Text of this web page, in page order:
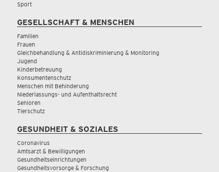
Sport
GESELLSCHAFT & MENSCHEN
Familien
Frauen
Gleichbehandlung & Antidiskriminierung & Monitoring
Jugend
Kinderbetreuung
Konsumentenschutz
Menschen mit Behinderung
Niederlassungs- und Aufenthaltsrecht
Senioren
Tierschutz
GESUNDHEIT & SOZIALES
Coronavirus
Amtsarzt & Bewilligungen
Gesundheitseinrichtungen
Gesundheitsvorsorge & Forschung